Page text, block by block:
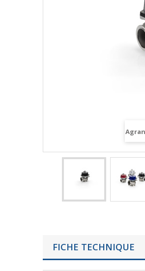
FICHE TECHNIQUE